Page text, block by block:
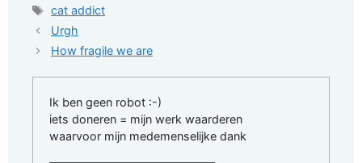
Tags
cat addict
Urgh
How fragile we are
Ik ben geen robot :-)
iets doneren = mijn werk waarderen
waarvoor mijn medemenselijke dank